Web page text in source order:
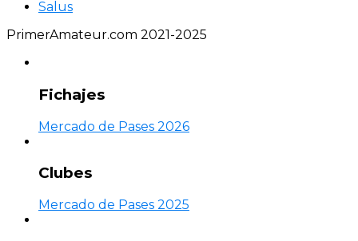
Salus
PrimerAmateur.com 2021-2025
Fichajes
Mercado de Pases 2026
Clubes
Mercado de Pases 2025